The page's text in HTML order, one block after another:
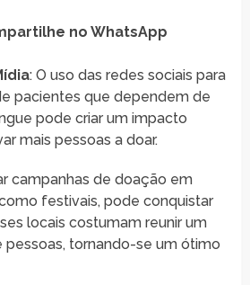
no WhatsApp
: O uso das redes sociais para
pacientes que dependem de
pode criar um impacto
mais pessoas a doar.
campanhas de doação em
festivais, pode conquistar
locais costumam reunir um
pessoas, tornando-se um ótimo